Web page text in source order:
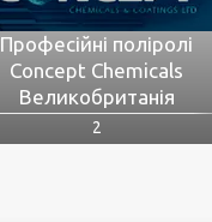
Професійні поліролі
Concept Chemicals
Великобританія
2